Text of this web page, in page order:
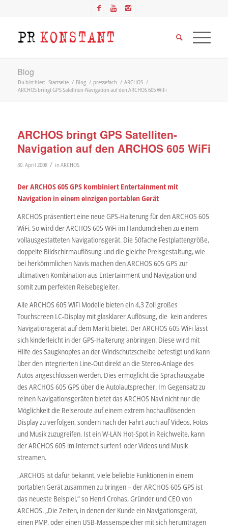
Blog
Du bist hier: Startseite / Blog / pressefach / ARCHOS /
ARCHOS bringt GPS Satelliten-Navigation auf den ARCHOS 605 WiFi
ARCHOS bringt GPS Satelliten-
Navigation auf den ARCHOS 605 WiFi
30. April 2008 / in ARCHOS
Der ARCHOS 605 GPS kombiniert Entertainment mit
Navigation in einem einzigen portablen Gerät
ARCHOS präsentiert eine neue GPS-Halterung für den ARCHOS 605
WiFi. So wird der ARCHOS 605 WiFi im Handumdrehen zu einem
vollausgestatteten Navigationsgerät. Die 50fache Festplattengröße,
doppelte Bildschirmauflösung und die gleiche Preisgestaltung, wie
bei herkömmlichen Navis machen den ARCHOS 605 GPS zur
ultimativen Kombination aus Entertainment und Navigation und
somit zum perfekten Reisebegleiter.
Alle ARCHOS 605 WiFi Modelle bieten ein 4,3 Zoll großes
Touchscreen LC-Display mit glasklarer Auflösung, die kein anderes
Navigationsgerät auf dem Markt bietet. Der ARCHOS 605 WiFi lässt
sich kinderleicht in der GPS-Halterung anbringen. Diese wird mit
Hilfe des Saugknopfes an der Windschutzscheibe befestigt und kann
über den integrierten Line-Out direkt an die Stereo-Anlage des
Autos angeschlossen werden. Dies ermöglicht die Sprachausgabe
des ARCHOS 605 GPS über die Autolautsprecher. Im Gegensatz zu
reinen Navigationsgeräten bietet das ARCHOS Navi nicht nur die
Möglichkeit die Reiseroute auf einem extrem hochauflösenden
Display zu verfolgen, sondern nach der Fahrt auch auf Videos, Fotos
und Musik zuzugreifen. Ist ein W-LAN Hot-Spot in Reichweite, kann
der ARCHOS 605 im Internet surfen1 oder Videos und Musik
streamen.
„ARCHOS ist dafür bekannt, viele beliebte Funktionen in einem
portablen Gerät zusammen zu bringen – der ARCHOS 605 GPS ist
das neueste Beispiel,“ so Henri Crohas, Gründer und CEO von
ARCHOS. „Die Zeiten, in denen der Kunde ein Navigationsgerät,
einen PMP, oder einen USB-Massenspeicher mit sich herumtragen